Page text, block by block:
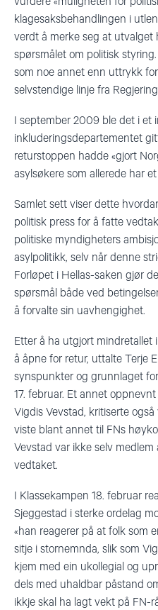
klagesaksbehandlingen i
verdt å merke seg at
spørsmålet om politisk
som noe annet enn uttrykk
selvstendige linje fra
I september 2009 ble det i et
inkluderingsdepartementet
returstoppen hadde «gjort
asylsøkere som allerede har
Samlet sett viser dette
politisk press for å fatte
politiske myndigheters
asylpolitikk, selv når denne
Forløpet i Hellas-saken gjør
spørsmål både ved
å forvalte sin uavhengighet.
Etter å ha utgjort mindretallet
å åpne for retur, uttalte Terje
synspunkter og grunnlaget
17. februar. Et annet
Vigdis Vevstad, kritiserte
viste blant annet til FNs
Vevstad var ikke selv
vedtaket.
I Klassekampen 18. februar
Sjeggestad i sterke ordelag
«han reagerer på at folk som
sitje i stornemnda, slik som
kjem med ein ukollegial og
dels med uhaldbar påstand
ikkje skal ha lagt vekt på FN-